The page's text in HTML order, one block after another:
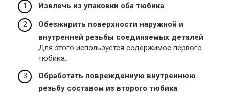
Извлечь из упаковки оба тюбика
Обезжирить поверхности наружной и
внутренней резьбы соединяемых деталей.
Для этого используется содержимое первого
тюбика.
Обработать поврежденную внутреннюю
резьбу составом из второго тюбика